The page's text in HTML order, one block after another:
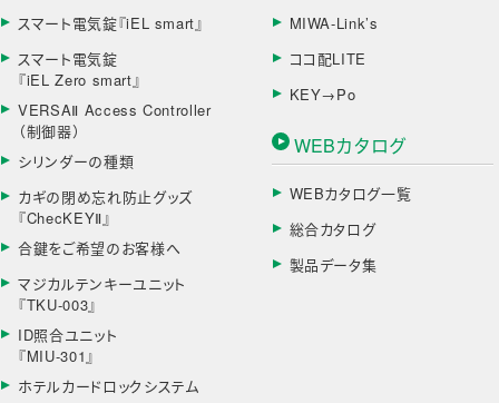
スマート電気錠『iEL smart』
スマート電気錠
『iEL Zero smart』
VERSAⅡ Access Controller
（制御器）
シリンダーの種類
カギの閉め忘れ防止グッズ
『ChecKEYⅡ』
合鍵をご希望のお客様へ
マジカルテンキーユニット
『TKU-003』
ID照合ユニット
『MIU-301』
ホテルカードロックシステム
MIWA-Link’s
ココ配LITE
KEY→Po
WEBカタログ
WEBカタログ一覧
総合カタログ
製品データ集